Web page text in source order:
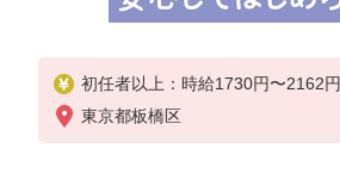
初任者以上：時給1730円〜2162円
無資格の方：時給1530円〜1912円
東京都板橋区